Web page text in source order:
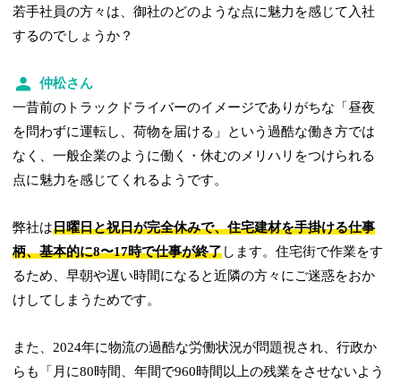
若手社員の方々は、御社のどのような点に魅力を感じて入社
するのでしょうか？
仲松さん
一昔前のトラックドライバーのイメージでありがちな「昼夜
を問わずに運転し、荷物を届ける」という過酷な働き方では
なく、一般企業のように働く・休むのメリハリをつけられる
点に魅力を感じてくれるようです。
弊社は日曜日と祝日が完全休みで、住宅建材を手掛ける仕事
柄、基本的に8〜17時で仕事が終了します。住宅街で作業をす
るため、早朝や遅い時間になると近隣の方々にご迷惑をおか
けしてしまうためです。
また、2024年に物流の過酷な労働状況が問題視され、行政か
らも「月に80時間、年間で960時間以上の残業をさせないよう